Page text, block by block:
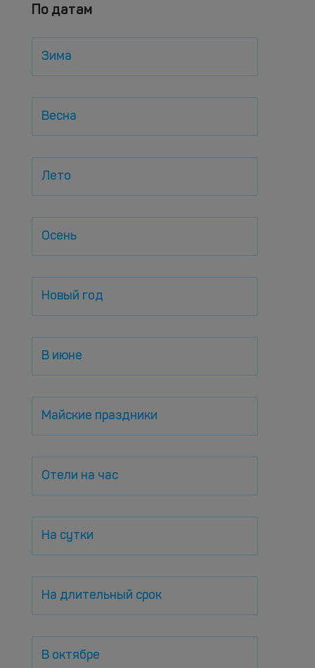
По датам
Зима
Весна
Лето
Осень
Новый год
В июне
Майские праздники
Отели на час
На сутки
На длительный срок
В октябре